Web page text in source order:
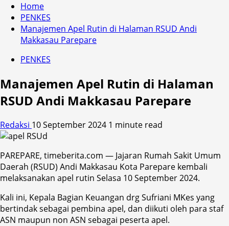
Home
PENKES
Manajemen Apel Rutin di Halaman RSUD Andi
Makkasau Parepare
PENKES
Manajemen Apel Rutin di Halaman
RSUD Andi Makkasau Parepare
Redaksi 10 September 2024 1 minute read
PAREPARE, timeberita.com — Jajaran Rumah Sakit Umum
Daerah (RSUD) Andi Makkasau Kota Parepare kembali
melaksanakan apel rutin Selasa 10 September 2024.
Kali ini, Kepala Bagian Keuangan drg Sufriani MKes yang
bertindak sebagai pembina apel, dan diikuti oleh para staf
ASN maupun non ASN sebagai peserta apel.